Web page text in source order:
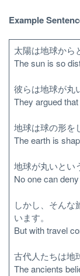
Example
太陽は地球から
The sun is so
彼らは地球が丸
They argued
地球は球の形を
The earth is
地球が丸いとい
No one can
しかし、そんな
います。
But with travel
古代人たちは地
The ancients